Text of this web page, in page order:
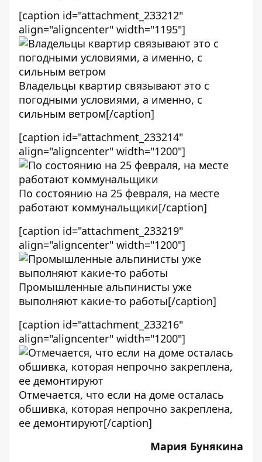
[caption id="attachment_233212"
align="aligncenter" width="1195"]
Владельцы квартир связывают это с
погодными условиями, а именно, с
сильным ветром[/caption]
[caption id="attachment_233214"
align="aligncenter" width="1200"]
По состоянию на 25 февраля, на месте
работают коммунальщики[/caption]
[caption id="attachment_233219"
align="aligncenter" width="1200"]
Промышленные альпинисты уже
выполняют какие-то работы[/caption]
[caption id="attachment_233216"
align="aligncenter" width="1200"]
Отмечается, что если на доме осталась
обшивка, которая непрочно закреплена,
ее демонтируют[/caption]
Мария Бунякина